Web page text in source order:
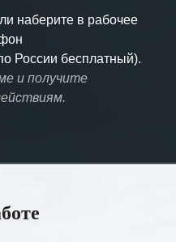
наберите в рабочее
России бесплатный).
и получите